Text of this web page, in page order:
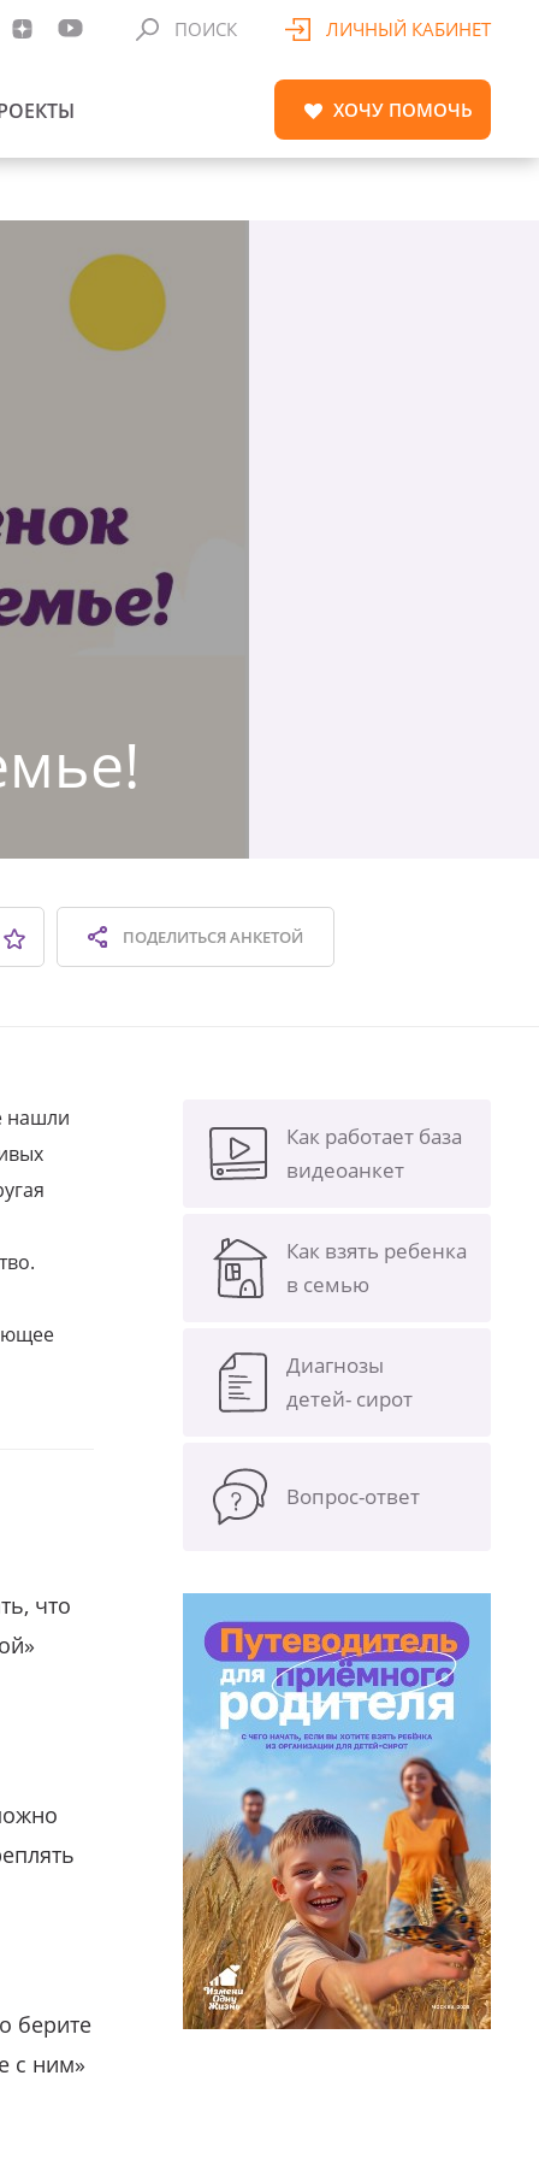
ПОИСК ЛИЧНЫЙ КАБИНЕТ
ХОЧУ ПОМОЧЬ
ПОДЕЛИТЬСЯАНКЕТОЙ
нашли
что
берите
с ним»
Как работает база
видеоанкет
Как взять ребенка
в семью
Диагнозы
детей- сирот
Вопрос-ответ